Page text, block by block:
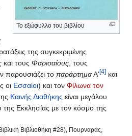
Το εξώφυλλο του βιβλίου
της συγκεκριμένης
και τουςΦαρισαίους , τους
παρουσιάζει το παράρτημαΑ'[4] και
οι Εσσαίοι) και τονΦίλωνα τον
Καινής Διαθήκης είναι μεγάλου
της Εκκλησίας με τον κόσμο της
Βιβλιοθήκη #28), Πουρναράς,